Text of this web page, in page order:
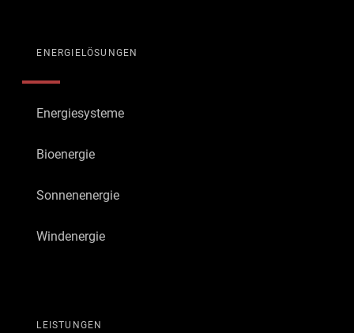
ENERGIELÖSUNGEN
Energiesysteme
Bioenergie
Sonnenenergie
Windenergie
LEISTUNGEN